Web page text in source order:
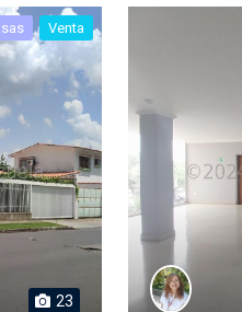
Venta
23